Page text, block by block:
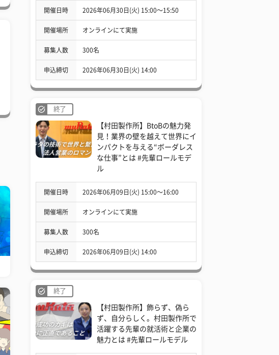
開催日時 2026年06月30日(火) 15:00〜15:50
開催場所 オンラインにて実施
募集人数 300名
申込締切 2026年06月30日(火) 14:00
終了
【村田製作所】BtoBの魅力発
見！業界の壁を越えて世界にイ
ンパクトを与える“ボーダレス
な仕事”とは #先輩ロールモデ
ル
開催日時 2026年06月09日(火) 15:00〜16:00
開催場所 オンラインにて実施
募集人数 300名
申込締切 2026年06月09日(火) 14:00
終了
【村田製作所】飾らず、偽ら
ず、自分らしく。村田製作所で
活躍する先輩の就活術と企業の
魅力とは #先輩ロールモデル